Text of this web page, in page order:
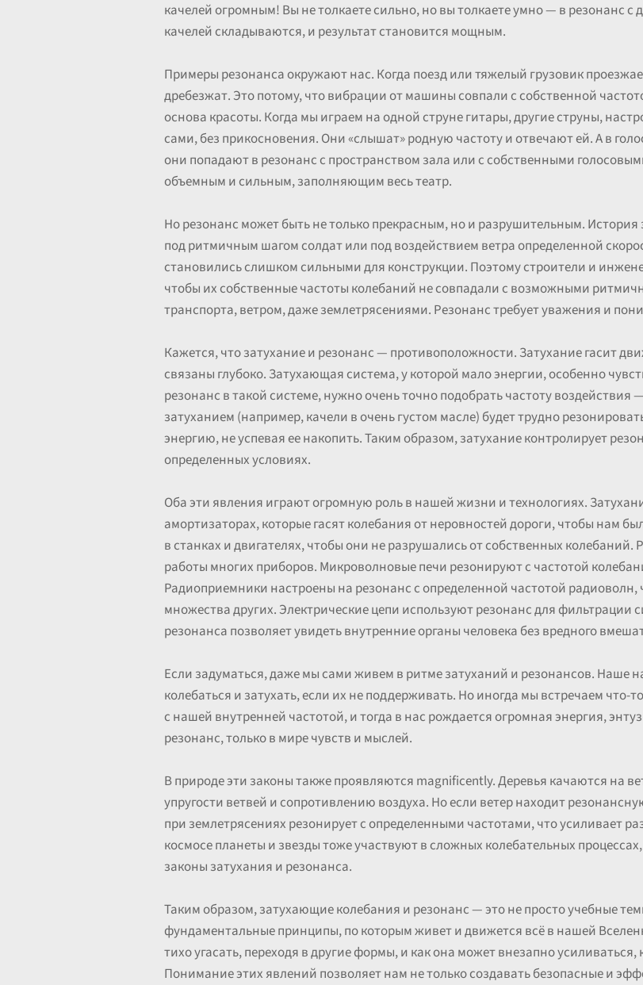
качелей огромным! Вы не толкаете сильно, но вы толкаете умно — в резонанс
качелей складываются, и результат становится мощным.
Примеры резонанса окружают нас. Когда поезд или тяжелый грузовик
дребезжат. Это потому, что вибрации от машины совпали с собственной
основа красоты. Когда мы играем на одной струне гитары, другие струны,
сами, без прикосновения. Они «слышат» родную частоту и отвечают ей. А в
они попадают в резонанс с пространством зала или с собственными
объемным и сильным, заполняющим весь театр.
Но резонанс может быть не только прекрасным, но и разрушительным. История
под ритмичным шагом солдат или под воздействием ветра определенной
становились слишком сильными для конструкции. Поэтому строители и
чтобы их собственные частоты колебаний не совпадали с возможными
транспорта, ветром, даже землетрясениями. Резонанс требует уважения и
Кажется, что затухание и резонанс — противоположности. Затухание гасит
связаны глубоко. Затухающая система, у которой мало энергии, особенно
резонанс в такой системе, нужно очень точно подобрать частоту воздействия
затуханием (например, качели в очень густом масле) будет трудно
энергию, не успевая ее накопить. Таким образом, затухание контролирует
определенных условиях.
Оба эти явления играют огромную роль в нашей жизни и технологиях.
амортизаторах, которые гасят колебания от неровностей дороги, чтобы нам
в станках и двигателях, чтобы они не разрушались от собственных
работы многих приборов. Микроволновые печи резонируют с частотой
Радиоприемники настроены на резонанс с определенной частотой
множества других. Электрические цепи используют резонанс для фильтрации
резонанса позволяет увидеть внутренние органы человека без вредного
Если задуматься, даже мы сами живем в ритме затуханий и резонансов. Наше
колебаться и затухать, если их не поддерживать. Но иногда мы встречаем
с нашей внутренней частотой, и тогда в нас рождается огромная энергия,
резонанс, только в мире чувств и мыслей.
В природе эти законы также проявляются magnificently. Деревья качаются на
упругости ветвей и сопротивлению воздуха. Но если ветер находит
при землетрясениях резонирует с определенными частотами, что усиливает
космосе планеты и звезды тоже участвуют в сложных колебательных
законы затухания и резонанса.
Таким образом, затухающие колебания и резонанс — это не просто учебные
фундаментальные принципы, по которым живет и движется всё в нашей
тихо угасать, переходя в другие формы, и как она может внезапно
Понимание этих явлений позволяет нам не только создавать безопасные и